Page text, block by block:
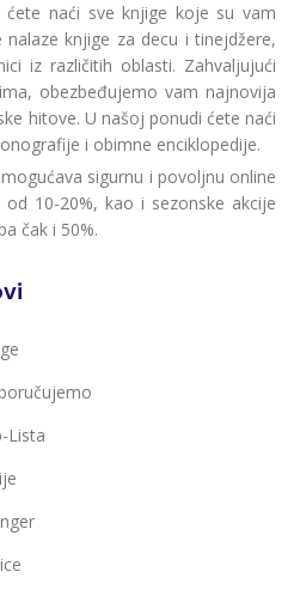
naći sve knjige koje su vam
knjige za decu i tinejdžere,
iz različitih oblasti. Zahvaljujući
obezbeđujemo vam najnovija
hitove. U našoj ponudi ćete naći
i obimne enciklopedije.
sigurnu i povoljnu online
10-20%, kao i sezonske akcije
čak i 50%.
Lista